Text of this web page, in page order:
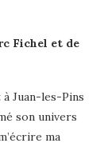
Fichel et de
Juan-les-Pins
son univers
ma